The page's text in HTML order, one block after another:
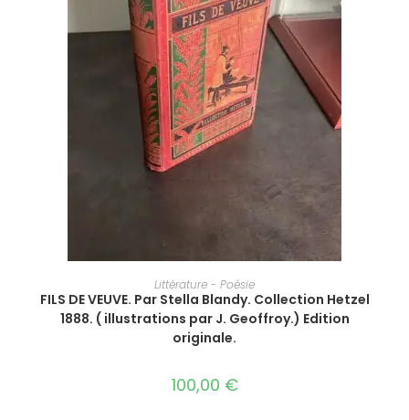
AJOUTER AU PANIER
Littérature - Poésie
FILS DE VEUVE. Par Stella Blandy. Collection Hetzel
1888. ( illustrations par J. Geoffroy.) Edition
originale.
100,00 €